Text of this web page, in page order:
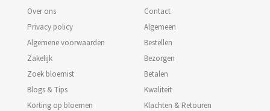
Over ons
Privacy policy
Algemene voorwaarden
Zakelijk
Zoek bloemist
Blogs & Tips
Korting op bloemen
Contact
Algemeen
Bestellen
Bezorgen
Betalen
Kwaliteit
Klachten & Retouren